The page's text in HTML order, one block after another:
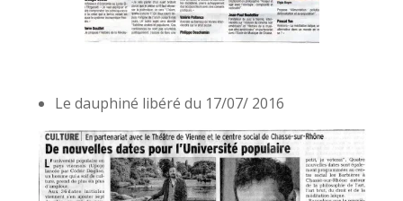
Le dauphiné libéré du 17/07/ 2016